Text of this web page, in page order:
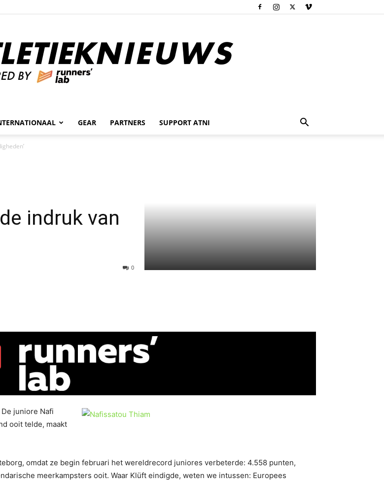
GEAR PARTNERS SUPPORT ATNI
indruk van
0
juniore Nafi
ooit telde, maakt
omdat ze begin februari het wereldrecord juniores verbeterde: 4.558 punten,
meerkampsters ooit. Waar Klüft eindigde, weten we intussen: Europees